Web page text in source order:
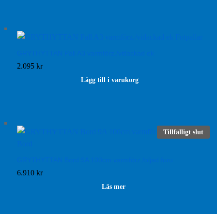
2.095 kr
Lägg till i varukorg
Tillfälligt slut
6.910 kr
Läs mer